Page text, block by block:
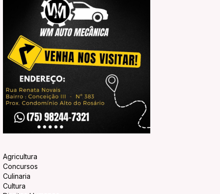
Agricultura
Concursos
Culinaria
Cultura